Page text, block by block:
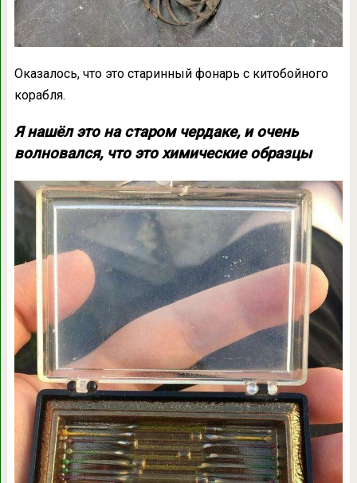
Оказалось, что это старинный фонарь с китобойного
корабля.
Я нашёл это на старом чердаке, и очень
волновался, что это химические образцы